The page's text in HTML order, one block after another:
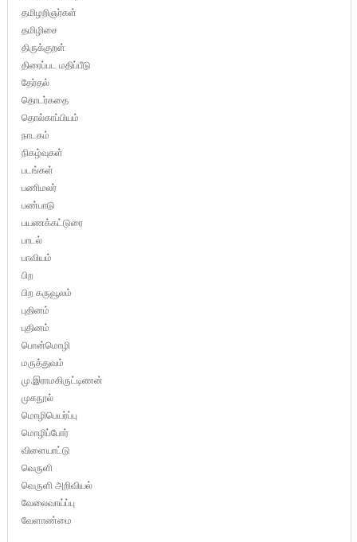
தமிழறிஞர்கள்
தமிழிசை
திருக்குறள்
திரைப்பட மதிப்பீடு
தேர்தல்
தொடர்கதை
தொல்காப்பியம்
நாடகம்
நிகழ்வுகள்
படங்கள்
பணிமலர்
பண்பாடு
பயணக்கட்டுரை
பாடல்
பாவியம்
பிற
பிற கருவூலம்
புதினம்
புதினம்
பொன்மொழி
மருத்துவம்
மு.இராமகிருட்டிணன்
முகநூல்
மொழிபெயர்ப்பு
மொழிப்போர்
விளையாட்டு
வெருளி
வெருளி அறிவியல்
வேலைவாய்ப்பு
வேளாண்மை